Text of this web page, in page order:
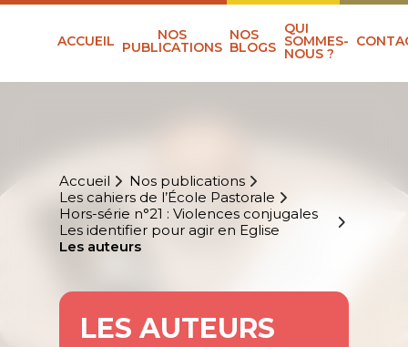
ACCUEIL NOS
PUBLICATIONS
NOS
BLOGS
QUI
SOMMES-
NOUS ?
Accueil
Nos publications
Les cahiers de l’École Pastorale
Hors-série n°21 : Violences conjugales
Les identifier pour agir en Eglise
Les auteurs
LES AUTEURS